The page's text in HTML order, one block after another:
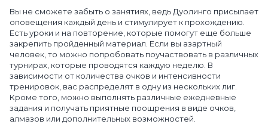
Вы не сможете забыть о занятиях, ведь Дуолинго присылает
оповещения каждый день и стимулирует к прохождению.
Есть уроки и на повторение, которые помогут еще больше
закрепить пройденный материал. Если вы азартный
человек, то можно попробовать поучаствовать в различных
турнирах, которые проводятся каждую неделю. В
зависимости от количества очков и интенсивности
тренировок, вас распределят в одну из нескольких лиг.
Кроме того, можно выполнять различные ежедневные
задания и получать приятные поощрения в виде очков,
алмазов или дополнительных возможностей.